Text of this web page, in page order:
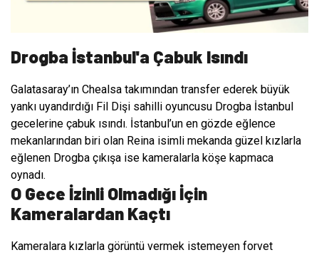
Drogba İstanbul'a Çabuk Isındı
Galatasaray’ın Chealsa takımından transfer ederek büyük
yankı uyandırdığı Fil Dişi sahilli oyuncusu Drogba İstanbul
gecelerine çabuk ısındı. İstanbul’un en gözde eğlence
mekanlarından biri olan Reina isimli mekanda güzel kızlarla
eğlenen Drogba çıkışa ise kameralarla köşe kapmaca
oynadı.
O Gece İzinli Olmadığı İçin
Kameralardan Kaçtı
Kameralara kızlarla görüntü vermek istemeyen forvet